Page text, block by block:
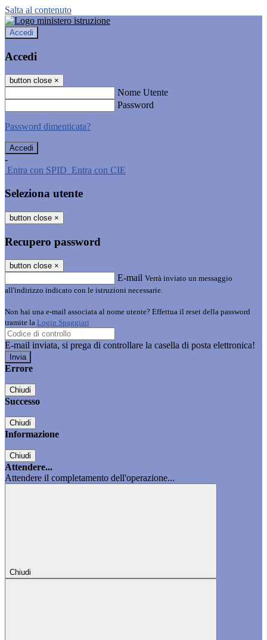
Salta al contenuto
Accedi
Accedi
button close ×
Nome Utente
Password
Password dimenticata?
-
Entra con SPID Entra con CIE
Seleziona utente
button close ×
Recupero password
button close ×
E-mail Verrà inviato un messaggio
all'indirizzo indicato con le istruzioni necessarie.
Non hai una e-mail associata al nome utente? Effettua il reset della password
tramite la Login Spaggiari
E-mail inviata, si prega di controllare la casella di posta elettronica!
Errore
Chiudi
Successo
Chiudi
Informazione
Chiudi
Attendere...
Attendere il completamento dell'operazione...
Chiudi